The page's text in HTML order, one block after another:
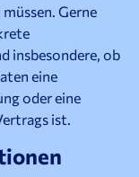
Gerne
insbesondere, ob
eine
oder eine
ist.